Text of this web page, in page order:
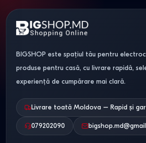
coșuri din plasă.
Selectarea dulapului
funcție de seria
Moldova
locuinței
recomandat
Seria 143 / MS (Hol) Dulap-cupe
îngust
BIGSHOP este spațiul tău pentru
produse pentru casă, cu livrare rapidă,
experiență de cumpărare mai clară.
Livrare toată Moldova – Rapid și
079202090